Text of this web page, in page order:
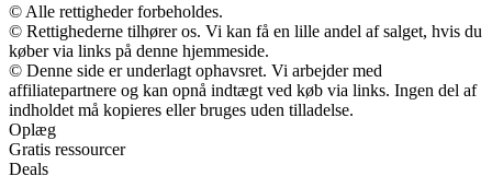
© Alle rettigheder forbeholdes.
© Rettighederne tilhører os. Vi kan få en lille andel af salget, hvis du
køber via links på denne hjemmeside.
© Denne side er underlagt ophavsret. Vi arbejder med
affiliatepartnere og kan opnå indtægt ved køb via links. Ingen del af
indholdet må kopieres eller bruges uden tilladelse.
Oplæg
Gratis ressourcer
Deals